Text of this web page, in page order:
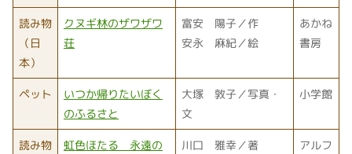
読み物
（日
本）
クヌギ林のザワザワ
荘
富安 陽子／作
安永 麻紀／絵
あかね
書房
ペット
いつか帰りたいぼく
のふるさと
大塚 敦子／写真・
文
小学館
読み物
虹色ほたる 永遠の
川口 雅幸／著
アルフ